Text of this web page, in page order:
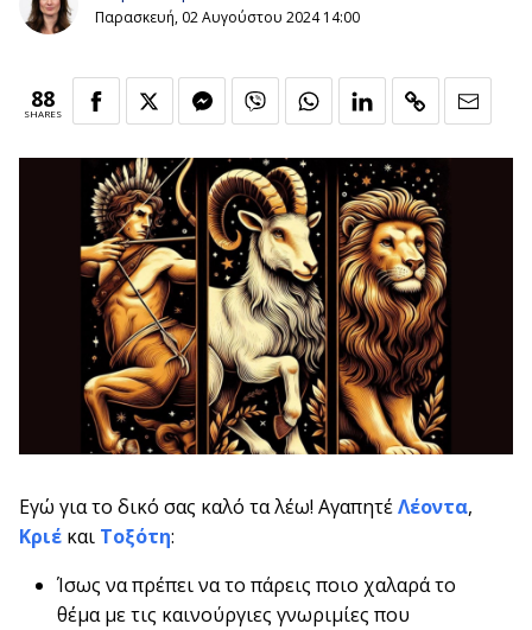
Παρασκευή, 02 Αυγούστου 2024 14:00
88
SHARES
Εγώ για το δικό σας καλό τα λέω! ΑγαπητέΛέοντα,
Κριέ και Τοξότη:
Ίσως να πρέπει να το πάρεις ποιο χαλαρά το
θέμα με τις καινούργιες γνωριμίες που